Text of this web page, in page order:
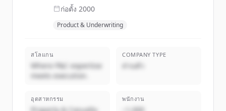
ก่อตั้ง 2000
Product & Underwriting
สโลแกน
Where P&C expertise
meets execution.
COMPANY TYPE
ส่วนตัว
อุตสาหกรรม พนักงาน